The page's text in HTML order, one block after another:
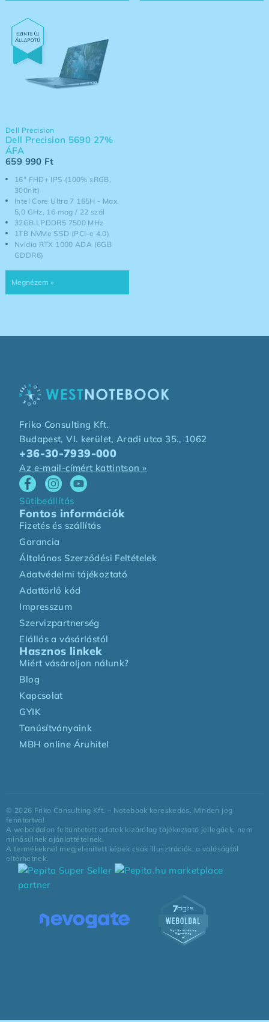
16" FHD+ IPS (100% sRGB,
300nit)
Intel Core Ultra 7 165H - Max.
5,0 GHz, 16 mag / 22 szál
32GB LPDDR5 7500 MHz
1TB NVMe SSD (PCI-e 4.0)
Nvidia RTX 1000 ADA (6GB
GDDR6)
Dell Precision
Dell Precision 5690 27%
ÁFA
659 990 Ft
Friko Consulting Kft.
Budapest, VI. kerület, Aradi utca 35., 1062
+36-30-7939-000
Az e-mail-címért kattintson »
Sütibeállítás
Fontos információk
Fizetés és szállítás
Garancia
Általános Szerződési Feltételek
Adatvédelmi tájékoztató
Adattörlő kód
Impresszum
Szervizpartnerség
Elállás a vásárlástól
Hasznos linkek
Miért vásároljon nálunk?
Blog
Kapcsolat
GYIK
Tanúsítványaink
MBH online Áruhitel
© 2026 Friko Consulting Kft. – Notebook kereskedés. Minden jog
fenntartva!
A weboldalon feltüntetett adatok kizárólag tájékoztató jellegűek, nem
minősülnek ajánlattételnek.
A termékeknél megjelenített képek csak illusztrációk, a valóságtól
eltérhetnek.
marketplace
partner